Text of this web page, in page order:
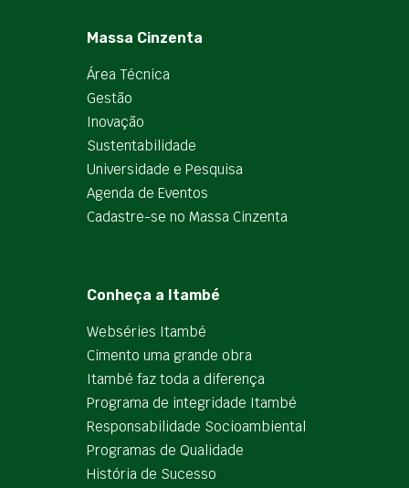
Massa Cinzenta
Área Técnica
Gestão
Inovação
Sustentabilidade
Universidade e Pesquisa
Agenda de Eventos
Cadastre-se no Massa Cinzenta
Conheça a Itambé
Webséries Itambé
Cimento uma grande obra
Itambé faz toda a diferença
Programa de integridade Itambé
Responsabilidade Socioambiental
Programas de Qualidade
História de Sucesso